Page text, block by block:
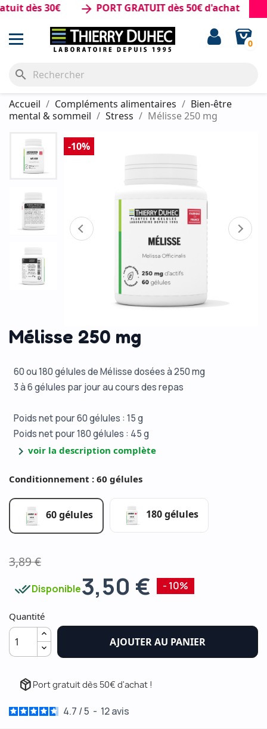
dès 30€ PORT GRATUIT dès 50€ d'achat
0
search
Accueil Compléments alimentaires
Bien-être
mental & sommeil
Stress Mélisse 250 mg
-10%
Mélisse 250 mg
60 ou 180 gélules de Mélisse dosées à 250 mg
3 à 6 gélules par jour au cours des repas
Poids net pour 60 gélules : 15 g
Poids net pour 180 gélules : 45 g
chevron_right voir la description complète
Conditionnement : 60 gélules
60 gélules 180 gélules
3,89 €
done_allDisponible3,50 € - 10%
Quantité
AJOUTER AU PANIER
package_2 Port gratuit dès 50€ d'achat !
4.7 /5 - 12avis